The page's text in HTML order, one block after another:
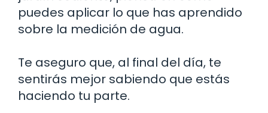
puedes aplicar lo que has aprendido
sobre la medición de agua.
Te aseguro que, al final del día, te
sentirás mejor sabiendo que estás
haciendo tu parte.